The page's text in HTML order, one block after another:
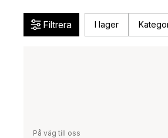
Filtrera I lager
På väg till oss